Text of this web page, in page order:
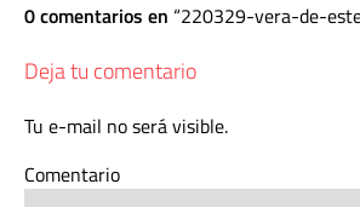
0 comentarios en 220329-vera-de-
Deja tu comentario
Tu e-mail no será visible.
Comentario